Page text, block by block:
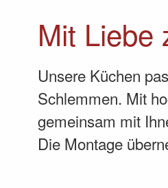
Mit Liebe
Unsere Küchen
Schlemmen. Mit
gemeinsam mit
Die Montage